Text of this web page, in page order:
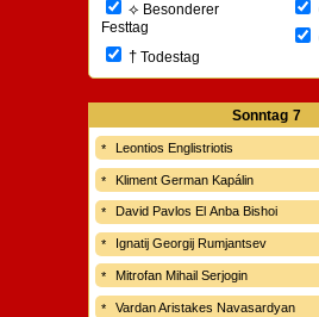
⟡ Besonderer
Festtag
†Todestag
Sonntag 7
Leontios Englistriotis
Kliment German Kapálin
David Pavlos El Anba Bishoi
Ignatij Georgij Rumjantsev
Mitrofan Mihail Serjogin
Vardan Aristakes Navasardyan